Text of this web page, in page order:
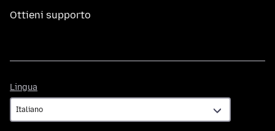
Ottieni supporto
Lingua